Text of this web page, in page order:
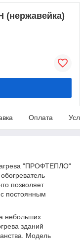
(нержавейка)
Оплата
"ПРОФТЕПЛО"
позволяет
постоянным
небольших
зданий
Модель